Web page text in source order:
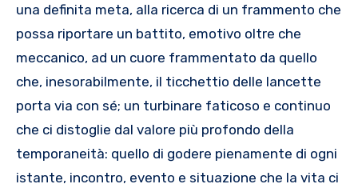
una definita meta, alla ricerca di un frammento che
possa riportare un battito, emotivo oltre che
meccanico, ad un cuore frammentato da quello
che, inesorabilmente, il ticchettio delle lancette
porta via con sé; un turbinare faticoso e continuo
che ci distoglie dal valore più profondo della
temporaneità: quello di godere pienamente di ogni
istante, incontro, evento e situazione che la vita ci